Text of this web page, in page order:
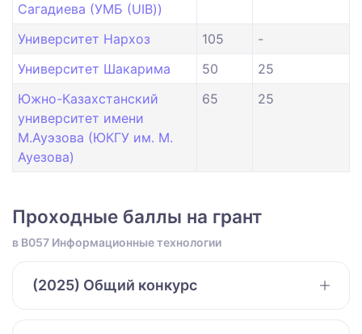
Сагадиева (УМБ (UIB))
Университет Нархоз 105
-
Университет Шакарима
50
25
Южно-Казахстанский
университет имени
М.Ауэзова (ЮКГУ им. М.
Ауезова)
65 25
Проходные баллы на грант
в B057 Информационные технологии
(2025) Общий конкурс